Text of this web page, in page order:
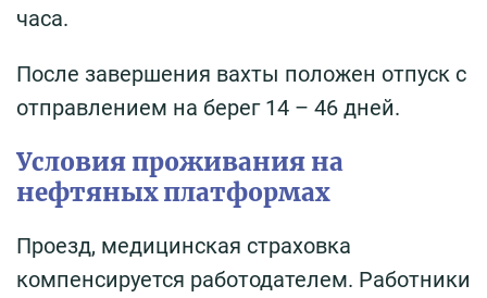
часа.
После завершения вахты положен отпуск с
отправлением на берег 14 – 46 дней.
Условия проживания на
нефтяных платформах
Проезд, медицинская страховка
компенсируется работодателем. Работники